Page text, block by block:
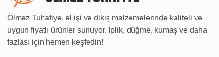
Ölmez Tuhafiye, el işi ve dikiş malzemelerinde kaliteli ve
uygun fiyatlı ürünler sunuyor. İplik, düğme, kumaş ve daha
fazlası için hemen keşfedin!